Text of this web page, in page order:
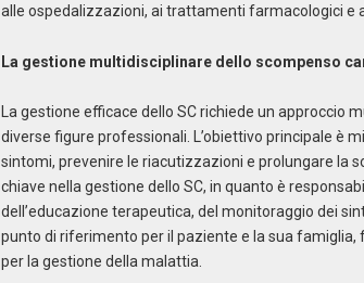
alle ospedalizzazioni, ai trattamenti farmacologici e
La gestione multidisciplinare dello scompenso
La gestione efficace dello SC richiede un approccio
diverse figure professionali. L’obiettivo principale è
sintomi, prevenire le riacutizzazioni e prolungare la
chiave nella gestione dello SC, in quanto è
dell’educazione terapeutica, del monitoraggio dei
punto di riferimento per il paziente e la sua
per la gestione della malattia.